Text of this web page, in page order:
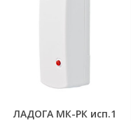
ЛАДОГА МК-РК исп.1